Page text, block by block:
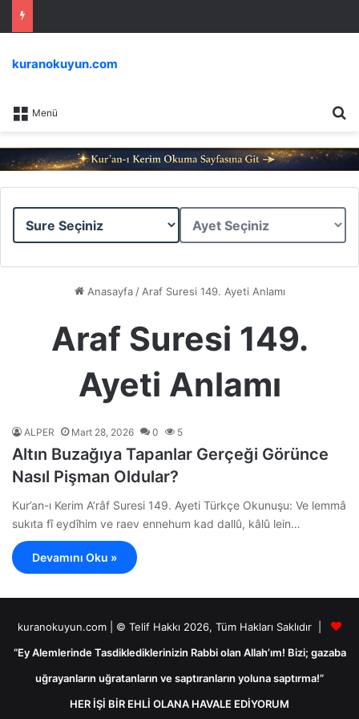
Menü
kuranokuyun.com
Sure
Ayet
Anasayfa / Araf Suresi 149. Ayeti Anlamı
Araf Suresi 149.
Ayeti Anlamı
ALPER Mart 28, 2026 0 5
Altın Buzağıya Tapanlar Gerçeği Görünce
Nasıl Pişman Oldular?
Kur’an-ı Kerim A’râf Suresi 149. Ayeti Türkçe Okunuşu: Ve lemmâ
sukıta fî eydîhim ve raev ennehum kad dallû, kâlû lein…
Devamını Oku »
kuranokuyun.com | © Telif Hakkı 2026, Tüm Hakları Saklıdır |
“Ey Alemlerinde Tasdiklediklerinizin Rabbi olan Allah’ım! Bizi; gazaba
uğrayanların uğratanların ve saptıranların yoluna saptırma!”
HER İŞİ BİR EHLİ OLANA HAVALE EDİYORUM